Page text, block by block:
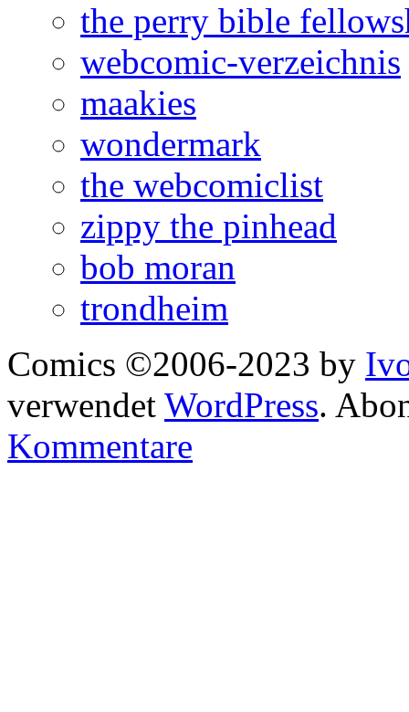
the perry bible
webcomic-verzeichnis
maakies
wondermark
the webcomiclist
zippy the pinhead
bob moran
trondheim
Comics ©2006-2023 by
verwendet WordPress.
Kommentare